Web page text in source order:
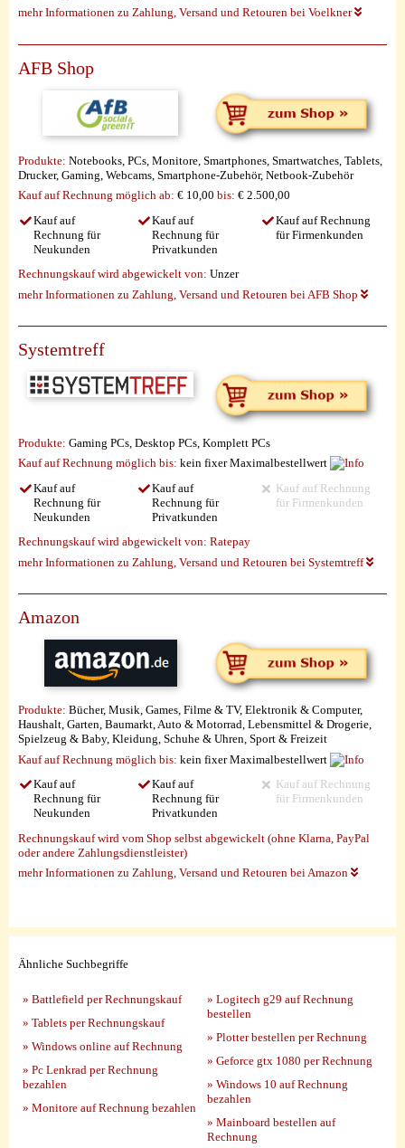
mehr Informationen zu Zahlung, Versand und Retouren bei Voelkner
AFB Shop
Produkte: Notebooks, PCs, Monitore, Smartphones, Smartwatches, Tablets,
Drucker, Gaming, Webcams, Smartphone-Zubehör, Netbook-Zubehör
Kauf auf Rechnung möglich ab: € 10,00 bis: € 2.500,00
Kauf auf
Rechnung für
Neukunden
Kauf auf
Rechnung für
Privatkunden
Kauf auf Rechnung
für Firmenkunden
Rechnungskauf wird abgewickelt von: Unzer
mehr Informationen zu Zahlung, Versand und Retouren bei AFB Shop
Systemtreff
Produkte: Gaming PCs, Desktop PCs, Komplett PCs
Kauf auf Rechnung möglich bis: kein fixer Maximalbestellwert
Kauf auf
Rechnung für
Neukunden
Kauf auf
Rechnung für
Privatkunden
Kauf auf Rechnung
für Firmenkunden
Rechnungskauf wird abgewickelt von: Ratepay
mehr Informationen zu Zahlung, Versand und Retouren bei Systemtreff
Amazon
Produkte: Bücher, Musik, Games, Filme & TV, Elektronik & Computer,
Haushalt, Garten, Baumarkt, Auto & Motorrad, Lebensmittel & Drogerie,
Spielzeug & Baby, Kleidung, Schuhe & Uhren, Sport & Freizeit
Kauf auf Rechnung möglich bis: kein fixer Maximalbestellwert
Kauf auf
Rechnung für
Neukunden
Kauf auf
Rechnung für
Privatkunden
Kauf auf Rechnung
für Firmenkunden
Rechnungskauf wird vom Shop selbst abgewickelt (ohne Klarna, PayPal
oder andere Zahlungsdienstleister)
mehr Informationen zu Zahlung, Versand und Retouren bei Amazon
Ähnliche Suchbegriffe
» Battlefield per Rechnungskauf
» Tablets per Rechnungskauf
» Windows online auf Rechnung
» Pc Lenkrad per Rechnung
bezahlen
» Monitore auf Rechnung bezahlen
» Logitech g29 auf Rechnung
bestellen
» Plotter bestellen per Rechnung
» Geforce gtx 1080 per Rechnung
» Windows 10 auf Rechnung
bezahlen
» Mainboard bestellen auf
Rechnung